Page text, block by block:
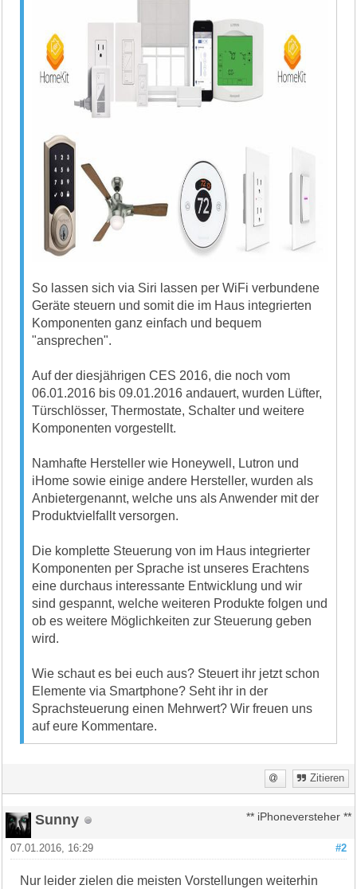
So lassen sich via Siri lassen per WiFi verbundene
Geräte steuern und somit die im Haus integrierten
Komponenten ganz einfach und bequem
"ansprechen".
Auf der diesjährigen CES 2016, die noch vom
06.01.2016 bis 09.01.2016 andauert, wurden Lüfter,
Türschlösser, Thermostate, Schalter und weitere
Komponenten vorgestellt.
Namhafte Hersteller wie Honeywell, Lutron und
iHome sowie einige andere Hersteller, wurden als
Anbietergenannt, welche uns als Anwender mit der
Produktvielfallt versorgen.
Die komplette Steuerung von im Haus integrierter
Komponenten per Sprache ist unseres Erachtens
eine durchaus interessante Entwicklung und wir
sind gespannt, welche weiteren Produkte folgen und
ob es weitere Möglichkeiten zur Steuerung geben
wird.
Wie schaut es bei euch aus? Steuert ihr jetzt schon
Elemente via Smartphone? Seht ihr in der
Sprachsteuerung einen Mehrwert? Wir freuen uns
auf eure Kommentare.
Zitieren
Sunny ** iPhoneversteher **
#2
07.01.2016, 16:29
Nur leider zielen die meisten Vorstellungen weiterhin